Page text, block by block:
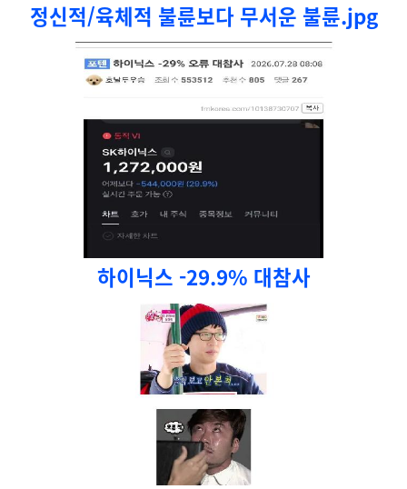
정신적/육체적 불륜보다 무서운 불륜.jpg
하이닉스 -29.9% 대참사